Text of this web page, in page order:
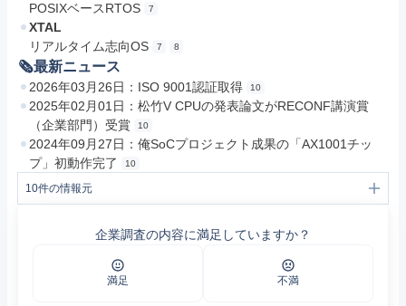
POSIXベースRTOS
7
XTAL
リアルタイム志向OS
7 8
🗞最新ニュース
2026年03月26日：ISO 9001認証取得 10
2025年02月01日：松竹V CPUの発表論文がRECONF講演賞
（企業部門）受賞
10
2024年09月27日：俺SoCプロジェクト成果の「AX1001チッ
プ」初動作完了
10
10件の情報元
https://www.axe.bz/english/company/history.html
https://www.axe.bz/foreign/slint/
https://www.axe.bz/foreign/hitex/cortino.html
企業調査の内容に満足していますか？
満足 不満